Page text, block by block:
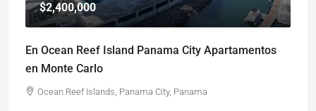
$2,400,000
En Ocean Reef Island Panama City Apartamentos
en Monte Carlo
Ocean Reef Islands, Panama City, Panama